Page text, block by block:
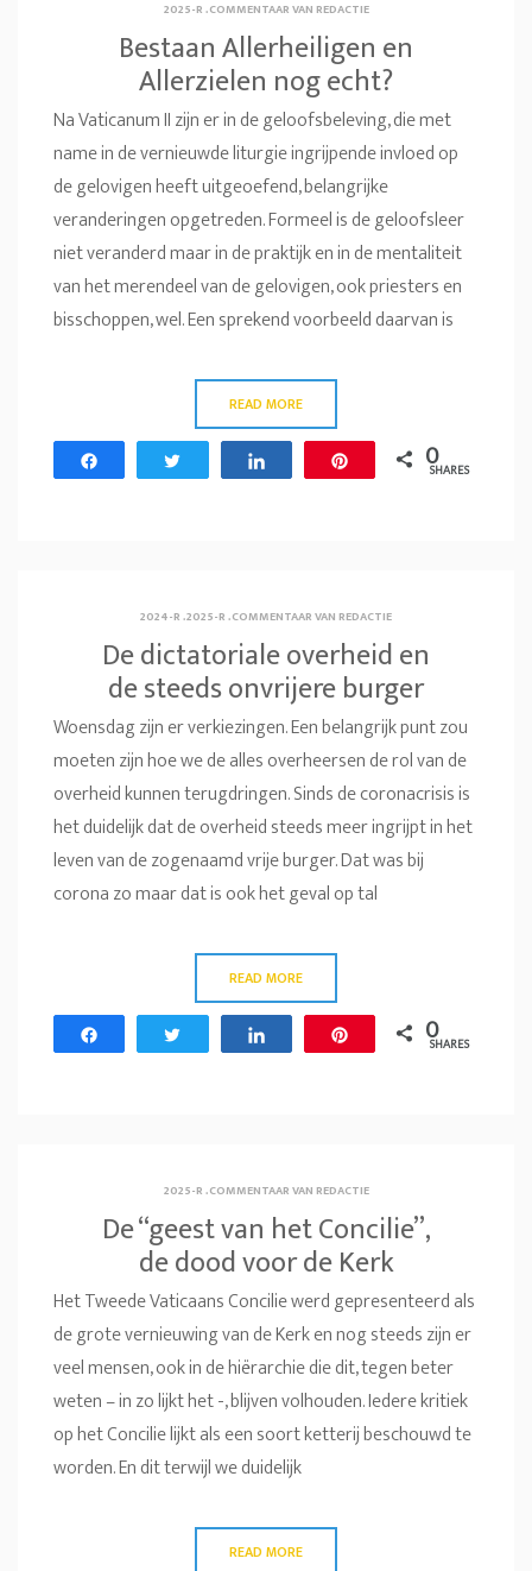
2025-R.COMMENTAAR VAN REDACTIE
Bestaan Allerheiligen en
Allerzielen nog echt?
Na Vaticanum II zijn er in de geloofsbeleving, die met
name in de vernieuwde liturgie ingrijpende invloed op
de gelovigen heeft uitgeoefend, belangrijke
veranderingen opgetreden. Formeel is de geloofsleer
niet veranderd maar in de praktijk en in de mentaliteit
van het merendeel van de gelovigen, ook priesters en
bisschoppen, wel. Een sprekend voorbeeld daarvan is
READ MORE
0
SHARES
2024-R.2025-R.COMMENTAAR VAN REDACTIE
De dictatoriale overheid en
de steeds onvrijere burger
Woensdag zijn er verkiezingen. Een belangrijk punt zou
moeten zijn hoe we de alles overheersen de rol van de
overheid kunnen terugdringen. Sinds de coronacrisis is
het duidelijk dat de overheid steeds meer ingrijpt in het
leven van de zogenaamd vrije burger. Dat was bij
corona zo maar dat is ook het geval op tal
READ MORE
0
SHARES
2025-R.COMMENTAAR VAN REDACTIE
De “geest van het Concilie”,
de dood voor de Kerk
Het Tweede Vaticaans Concilie werd gepresenteerd als
de grote vernieuwing van de Kerk en nog steeds zijn er
veel mensen, ook in de hiërarchie die dit, tegen beter
weten – in zo lijkt het -, blijven volhouden. Iedere kritiek
op het Concilie lijkt als een soort ketterij beschouwd te
worden. En dit terwijl we duidelijk
READ MORE